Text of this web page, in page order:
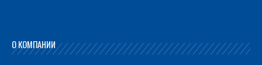
О КОМПАНИИ